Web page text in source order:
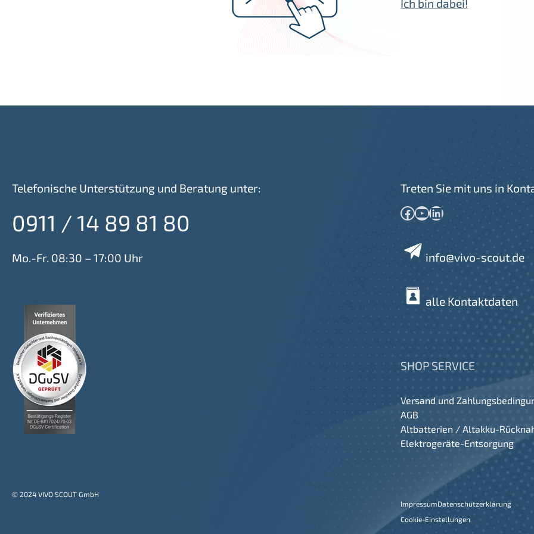
Ich bin dabei!
Telefonische Unterstützung und Beratung unter:
0911 / 14 89 81 80
Mo.-Fr. 08:30 – 17:00 Uhr
Treten Sie mit uns in
Facebook YouTube LinkedIn
info@vivo-scout.de
alle Kontaktdaten
SHOP SERVICE
Versand und
AGB
Altbatterien / Altakku-
Elektrogeräte-Entsorgung
© 2024 VIVO SCOUT GmbH
ImpressumDatenschutzerklärung
Cookie-Einstellungen